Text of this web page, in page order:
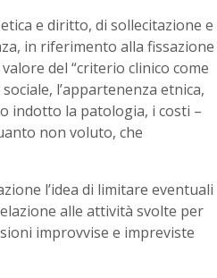
e diritto, di sollecitazione e
in riferimento alla fissazione
del “criterio clinico come
l’appartenenza etnica,
indotto la patologia, i costi –
non voluto, che
l’idea di limitare eventuali
alle attività svolte per
improvvise e impreviste